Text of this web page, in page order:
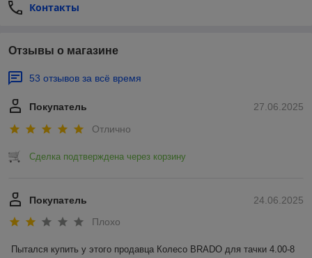
Контакты
Отзывы о магазине
53 отзывов за всё время
27.06.2025
Покупатель
Отлично
Сделка подтверждена через корзину
24.06.2025
Покупатель
Плохо
Пытался купить у этого продавца Колесо BRADO для тачки 4.00-8